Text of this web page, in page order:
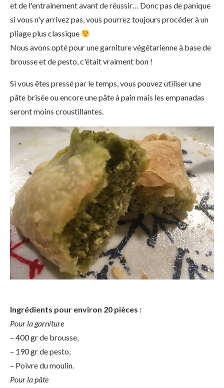
et de l'entrainement avant de réussir… Donc pas de panique
si vous n'y arrivez pas, vous pourrez toujours procéder à un
pliage plus classique
Nous avons opté pour une garniture végétarienne à base de
brousse et de pesto, c'était vraiment bon !
Si vous êtes pressé par le temps, vous pouvez utiliser une
pâte brisée ou encore une pâte à pain mais les empanadas
seront moins croustillantes.
Ingrédients pour environ 20 pièces :
Pour la garniture
– 400 gr de brousse,
– 190 gr de pesto,
– Poivre du moulin.
Pour la pâte